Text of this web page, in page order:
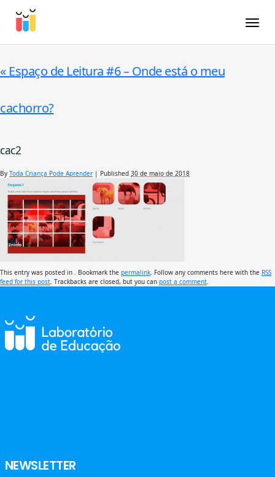
« Espaço de Leitura #6 – Onde está o meu
cachorro?
cac2
By Toda Criança Pode Aprender | Published 30 de maio de 2018
This entry was posted in . Bookmark the permalink . Follow any comments here with the RSS
feed for this post . Trackbacks are closed, but you can post a comment
NEWSLETTER